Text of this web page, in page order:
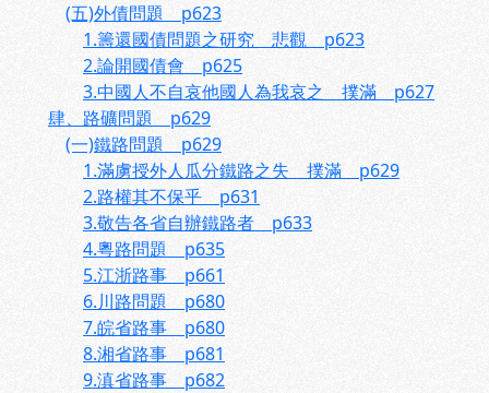
(五)外債問題 p623
1.籌還國債問題之研究 悲觀 p623
2.論開國債會 p625
3.中國人不自哀他國人為我哀之 撲滿 p627
肆、路礦問題 p629
(一)鐵路問題 p629
1.滿虜授外人瓜分鐵路之失 撲滿 p629
2.路權其不保乎 p631
3.敬告各省自辦鐵路者 p633
4.粵路問題 p635
5.江浙路事 p661
6.川路問題 p680
7.皖省路事 p680
8.湘省路事 p681
9.滇省路事 p682